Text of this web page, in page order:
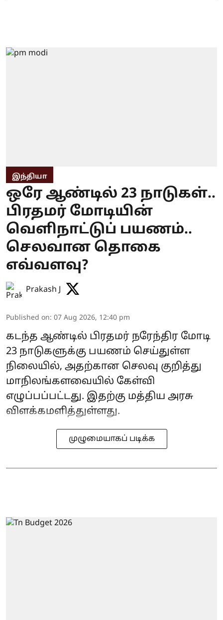
இந்தியா
ஒரே ஆண்டில் 23 நாடுகள்..
பிரதமர் மோடியின்
வெளிநாட்டுப் பயணம்..
செலவான தொகை
எவ்வளவு?
Prakash J
Published on: 07 Aug 2026, 12:40 pm
கடந்த ஆண்டில் பிரதமர் நரேந்திர மோடி
23 நாடுகளுக்கு பயணம் செய்துள்ள
நிலையில், அதற்கான செலவு குறித்து
மாநிலங்களவையில் கேள்வி
எழுப்பப்பட்டது. இதற்கு மத்திய அரசு
விளக்கமளித்துள்ளது.
முழுமையாகப் படிக்க